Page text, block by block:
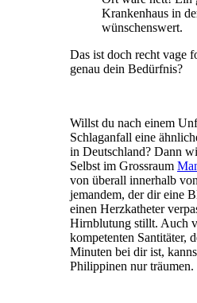
Krankenhaus in
wünschenswert.
Das ist doch recht vage
genau dein Bedürfnis?
Willst du nach einem
Schlaganfall eine
in Deutschland? Dann
Selbst im Grossraum
von überall innerhalb
jemandem, der dir eine
einen Herzkatheter
Hirnblutung stillt. Auch
kompetenten Santitäter,
Minuten bei dir ist,
Philippinen nur träumen.